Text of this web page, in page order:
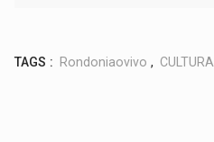
TAGS : Rondoniaovivo , CULTURA